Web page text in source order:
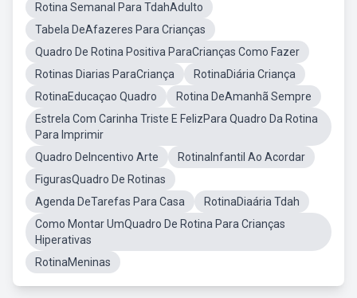
Rotina Semanal Para TdahAdulto
Tabela DeAfazeres Para Crianças
Quadro De Rotina Positiva ParaCrianças Como Fazer
Rotinas Diarias ParaCriança
RotinaDiária Criança
RotinaEducaçao Quadro
Rotina DeAmanhã Sempre
Estrela Com Carinha Triste E FelizPara Quadro Da Rotina
Para Imprimir
Quadro DeIncentivo Arte
RotinaInfantil Ao Acordar
FigurasQuadro De Rotinas
Agenda DeTarefas Para Casa
RotinaDiaária Tdah
Como Montar UmQuadro De Rotina Para Crianças
Hiperativas
RotinaMeninas